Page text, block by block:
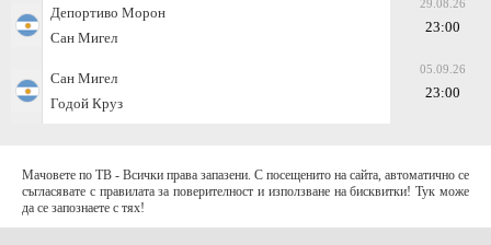
Депортиво Морон
Сан Мигел
29.08.26
23:00
Сан Мигел
Годой Круз
05.09.26
23:00
Мачовете по ТВ - Всички права запазени. С посещенито на сайта, автоматично се
съгласявате с правилата за поверителност и използване на бисквитки! Тук може
да се запознаете с тях!